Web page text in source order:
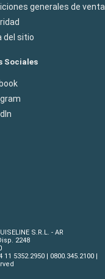
generales de venta
del sitio
Sociales
S.R.L. - AR
2248
5352.2950 | 0800.345.2100 |